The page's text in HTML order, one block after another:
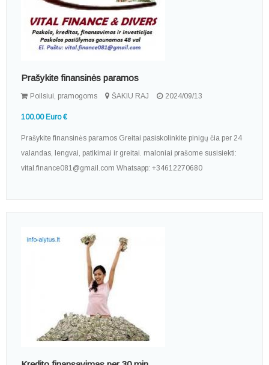
Prašykite finansinės paramos
Poilsiui, pramogoms ŠAKIU RAJ 2024/09/13
100.00 Euro €
Prašykite finansinės paramos Greitai pasiskolinkite pinigų čia per 24
valandas, lengvai, patikimai ir greitai. maloniai prašome susisiekti:
vital.finance081@gmail.com Whatsapp: +34612270680